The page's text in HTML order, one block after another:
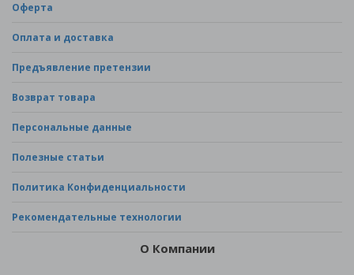
Оферта
Оплата и доставка
Предъявление претензии
Возврат товара
Персональные данные
Полезные статьи
Политика Конфиденциальности
Рекомендательные технологии
О Компании